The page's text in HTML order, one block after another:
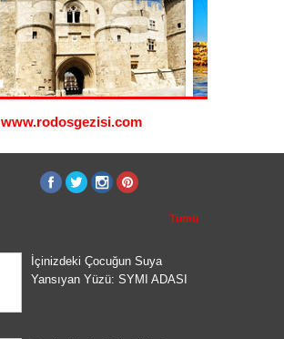
www.rodosgezisi.com
Tümü
İçinizdeki Çocuğun Suya
Yansıyan Yüzü: SYMI ADASI